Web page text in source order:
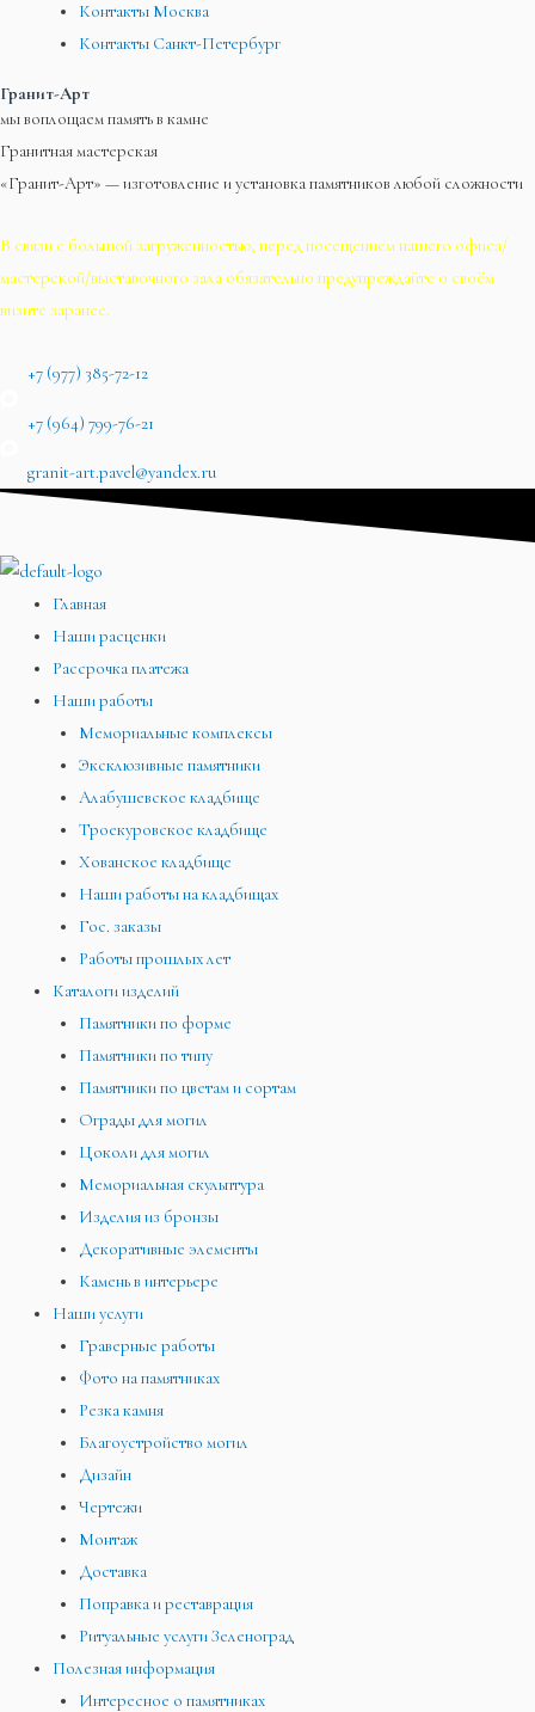
Контакты Москва
Контакты Санкт-Петербург
Гранит-Арт
мы воплощаем память в камне
Гранитная мастерская
«Гранит-Арт» — изготовление и установка памятников любой сложности
В связи с большой загруженностью, перед посещением нашего офиса/
мастерской/выставочного зала обязательно предупреждайте о своём
визите заранее.
+7 (977) 385-72-12
+7 (964) 799-76-21
granit-art.pavel@yandex.ru
Главная
Наши расценки
Рассрочка платежа
Наши работы
Мемориальные комплексы
Эксклюзивные памятники
Алабушевское кладбище
Троекуровское кладбище
Хованское кладбище
Наши работы на кладбищах
Гос. заказы
Работы прошлых лет
Каталоги изделий
Памятники по форме
Памятники по типу
Памятники по цветам и сортам
Ограды для могил
Цоколи для могил
Мемориальная скульптура
Изделия из бронзы
Декоративные элементы
Камень в интерьере
Наши услуги
Граверные работы
Фото на памятниках
Резка камня
Благоустройство могил
Дизайн
Чертежи
Монтаж
Доставка
Поправка и реставрация
Ритуальные услуги Зеленоград
Полезная информация
Интересное о памятниках